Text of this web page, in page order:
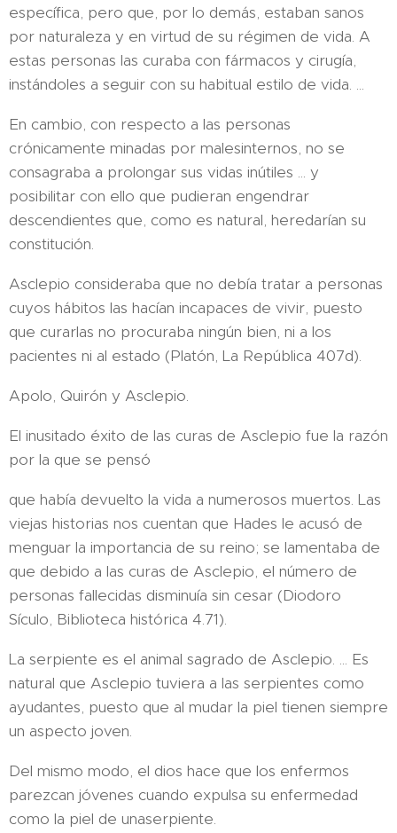
específica, pero que, por lo demás, estaban sanos
por naturaleza y en virtud de su régimen de vida. A
estas personas las curaba con fármacos y cirugía,
instándoles a seguir con su habitual estilo de vida. ...
En cambio, con respecto a las personas
crónicamente minadas por malesinternos, no se
consagraba a prolongar sus vidas inútiles ... y
posibilitar con ello que pudieran engendrar
descendientes que, como es natural, heredarían su
constitución.
Asclepio consideraba que no debía tratar a personas
cuyos hábitos las hacían incapaces de vivir, puesto
que curarlas no procuraba ningún bien, ni a los
pacientes ni al estado (Platón, La República 407d).
Apolo, Quirón y Asclepio.
El inusitado éxito de las curas de Asclepio fue la razón
por la que se pensó
que había devuelto la vida a numerosos muertos. Las
viejas historias nos cuentan que Hades le acusó de
menguar la importancia de su reino; se lamentaba de
que debido a las curas de Asclepio, el número de
personas fallecidas disminuía sin cesar (Diodoro
Sículo, Biblioteca histórica 4.71).
La serpiente es el animal sagrado de Asclepio. ... Es
natural que Asclepio tuviera a las serpientes como
ayudantes, puesto que al mudar la piel tienen siempre
un aspecto joven.
Del mismo modo, el dios hace que los enfermos
parezcan jóvenes cuando expulsa su enfermedad
como la piel de unaserpiente.